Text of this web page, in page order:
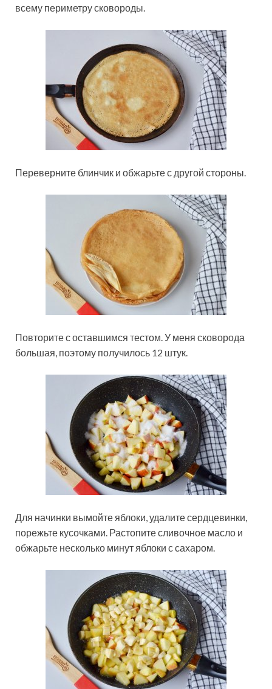
всему периметру сковороды.
Переверните блинчик и обжарьте с другой стороны.
Повторите с оставшимся тестом. У меня сковорода
большая, поэтому получилось 12 штук.
Для начинки вымойте яблоки, удалите сердцевинки,
порежьте кусочками. Растопите сливочное масло и
обжарьте несколько минут яблоки с сахаром.